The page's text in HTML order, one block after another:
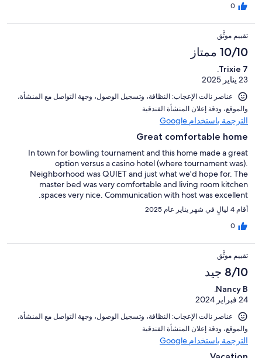
0
تقييم موثَّق
10/10 ممتاز
Trixie 7.
23 يناير 2025
عناصر نالت الإعجاب: ⁦النظافة⁩، و⁦تسجيل الوصول⁩، و⁦جهة التواصل مع المنشأة⁩،
و⁦الموقع⁩، و⁦دقة إعلان المنشأة الفندقية⁩
الترجمة باستخدام Google
Great comfortable home
In town for bowling tournament and this home made a great
option versus a casino hotel (where tournament was).
Neighborhood was QUIET and just what we'd hope for. The
master bed was very comfortable and living room kitchen
spaces very nice. Communication with host was excellent.
أقام 4 ليالٍ في شهر يناير عام 2025
0
تقييم موثَّق
8/10 جيد
Nancy B.
24 فبراير 2024
عناصر نالت الإعجاب: ⁦النظافة⁩، و⁦تسجيل الوصول⁩، و⁦جهة التواصل مع المنشأة⁩،
و⁦الموقع⁩، و⁦دقة إعلان المنشأة الفندقية⁩
الترجمة باستخدام Google